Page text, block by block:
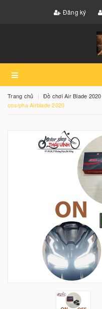
Đăng ký
Trang chủ Đồ chơi Air Blade 2020
cos/pha Airblade 2020